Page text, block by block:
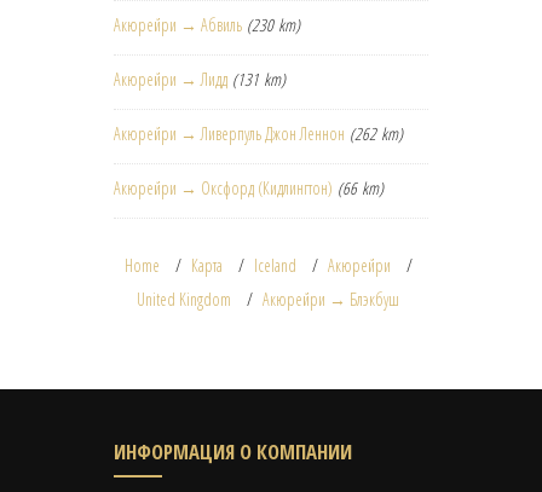
Акюрейри → Абвиль (230 km)
Акюрейри → Лидд (131 km)
Акюрейри → Ливерпуль Джон Леннон (262 km)
Акюрейри → Оксфорд (Кидлингтон) (66 km)
Home Карта Iceland
Акюрейри
United Kingdom
Акюрейри → Блэкбуш
ИНФОРМАЦИЯ О КОМПАНИИ